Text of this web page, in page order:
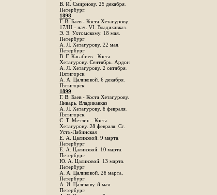
В. И. Смирнову. 25 декабря.
Петербург.
1898
Г. В. Баев - Коста Хетагурову.
17/III - нач. VI. Владикавказ.
Э. Э. Ухтомскому. 18 мая.
Петербург
A. Л. Хетагурову. 22 мая.
Петербург
B. Г. Касабиев - Коста
Хетагурову. Сентябрь. Ардон
А. Л. Хетагурову. 2 октября.
Пятигорск
А. А. Цаликовой. 6 декабря.
Пятигорск
1899
Г. В. Баев - Коста Хетагурову.
Январь. Владикавказ
А. Л. Хетагурову. 8 февраля.
Пятигорск.
С. Т. Метлин - Коста
Хетагурову. 28 февраля. Ст.
Устъ-Лабинская
Е. А. Цаликовой. 9 марта.
Петербург
Е. А. Цаликовой. 10 марта.
Петербург
Ю. А. Цаликовой. 13 марта.
Петербург
А. А. Цаликовой. 28 марта.
Петербург
А. И. Цаликову. 8 мая.
Петербург.